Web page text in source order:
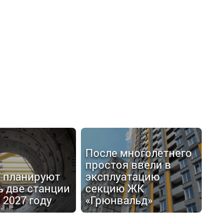
планируют
две станции
году
После многолетнего
простоя ввели в
эксплуатацию
секцию ЖК
«Грюнвальд»